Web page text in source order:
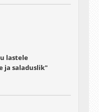
lastele
ja saladuslik"